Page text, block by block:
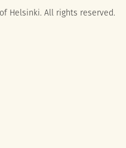
Helsinki. All rights reserved.